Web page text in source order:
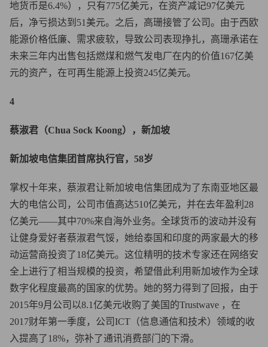
地货币是6.4%），只有775亿美元，在资产减记97亿美元
后，净亏损达到51美元。之后，高珊接管了公司。由于西欧
能源价格低廉、需求疲软，导致公司表现挣扎，高珊承诺在
未来三年内出售包括燃煤和燃气发电厂在内的价值167亿美
元的资产，在可再生能源上投资245亿美元。
4
蔡淑君（Chua Sock Koong），新加坡
新加坡电信集团首席执行官，58岁
掌权十年来，蔡淑君让新加坡电信集团成为了东南亚地区最
大的电信公司，公司市值高达510亿美元，并在去年盈利28
亿美元——其中70%来自海外业务。全球货币的波动并没有
让健身爱好者蔡淑君气馁，她给泰国和印度的两家最大的移
动运营商投资了18亿美元。这位精明的技术专家还在网络安
全上进行了相当规模的投资，希望借此利用新加坡作为全球
数字化程度最高的国家的优势。她的努力得到了回报，由于
2015年9月公司以8.1亿美元收购了美国的Trustwave ，在
2017财年第一季度，公司ICT（信息通信和技术）领域的收
入提高了18%，弥补了通讯消费部门的下滑。